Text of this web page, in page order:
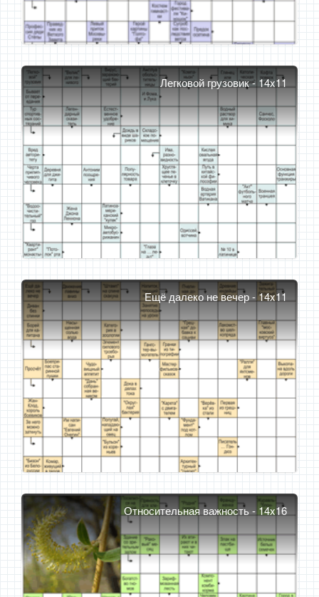
Легковой грузовик - 14x11
Ещё далеко не вечер - 14x11
Относительная важность - 14x16